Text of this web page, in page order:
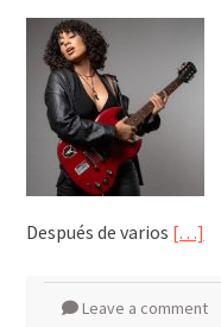
Después de varios […]
Leave a comment